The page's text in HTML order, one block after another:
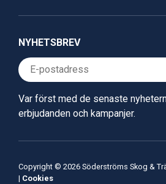
NYHETSBREV
Var först med de senaste
erbjudanden och kampanjer.
Copyright © 2026 Söderströms Skog &
| Cookies